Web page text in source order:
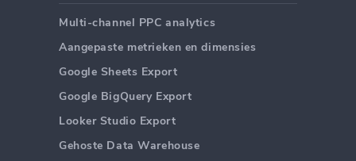
Multi-channel PPC analytics
Aangepaste metrieken en dimensies
Google Sheets Export
Google BigQuery Export
Looker Studio Export
Gehoste Data Warehouse